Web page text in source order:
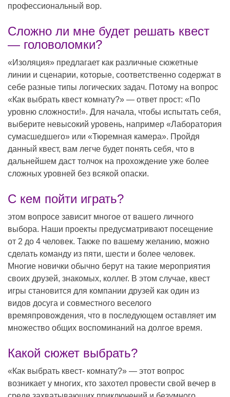
профессиональный вор.
Сложно ли мне будет решать квест
— головоломки?
«Изоляция» предлагает как различные сюжетные
линии и сценарии, которые, соответственно содержат в
себе разные типы логических задач. Потому на вопрос
«Как выбрать квест комнату?» — ответ прост: «По
уровню сложности!». Для начала, чтобы испытать себя,
выберите невысокий уровень, например «Лаборатория
сумасшедшего» или «Тюремная камера». Пройдя
данный квест, вам легче будет понять себя, что в
дальнейшем даст толчок на прохождение уже более
сложных уровней без всякой опаски.
С кем пойти играть?
этом вопросе зависит многое от вашего личного
выбора. Наши проекты предусматривают посещение
от 2 до 4 человек. Также по вашему желанию, можно
сделать команду из пяти, шести и более человек.
Многие новички обычно берут на такие мероприятия
своих друзей, знакомых, коллег. В этом случае, квест
игры становится для компании друзей как один из
видов досуга и совместного веселого
времяпровождения, что в последующем оставляет им
множество общих воспоминаний на долгое время.
Какой сюжет выбрать?
«Как выбрать квест- комнату?» — этот вопрос
возникает у многих, кто захотел провести свой вечер в